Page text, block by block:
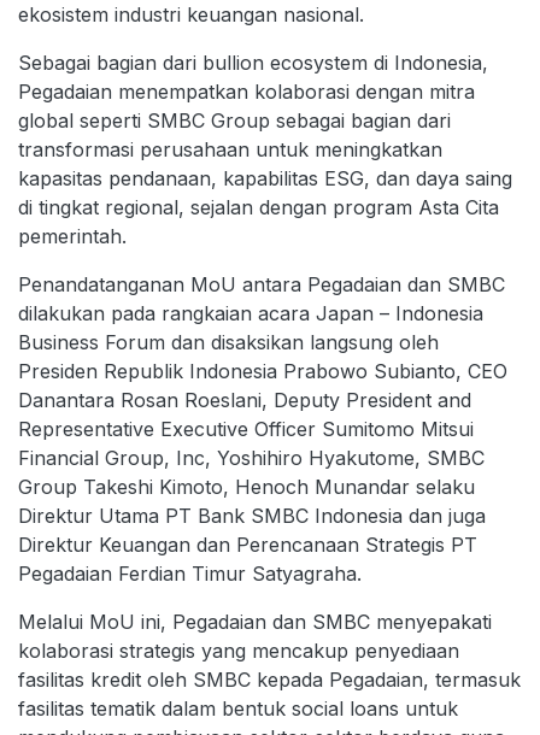
ekosistem industri keuangan nasional.
Sebagai bagian dari bullion ecosystem di Indonesia,
Pegadaian menempatkan kolaborasi dengan mitra
global seperti SMBC Group sebagai bagian dari
transformasi perusahaan untuk meningkatkan
kapasitas pendanaan, kapabilitas ESG, dan daya saing
di tingkat regional, sejalan dengan program Asta Cita
pemerintah.
Penandatanganan MoU antara Pegadaian dan SMBC
dilakukan pada rangkaian acara Japan – Indonesia
Business Forum dan disaksikan langsung oleh
Presiden Republik Indonesia Prabowo Subianto, CEO
Danantara Rosan Roeslani, Deputy President and
Representative Executive Officer Sumitomo Mitsui
Financial Group, Inc, Yoshihiro Hyakutome, SMBC
Group Takeshi Kimoto, Henoch Munandar selaku
Direktur Utama PT Bank SMBC Indonesia dan juga
Direktur Keuangan dan Perencanaan Strategis PT
Pegadaian Ferdian Timur Satyagraha.
Melalui MoU ini, Pegadaian dan SMBC menyepakati
kolaborasi strategis yang mencakup penyediaan
fasilitas kredit oleh SMBC kepada Pegadaian, termasuk
fasilitas tematik dalam bentuk social loans untuk